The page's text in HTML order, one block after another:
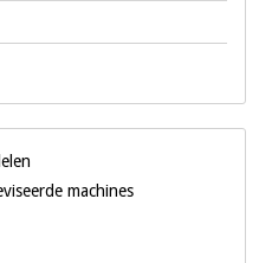
machines